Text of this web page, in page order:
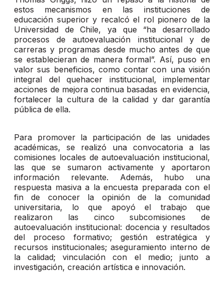
estos mecanismos en las instituciones de
educación superior y recalcó el rol pionero de la
Universidad de Chile, ya que “ha desarrollado
procesos de autoevaluación institucional y de
carreras y programas desde mucho antes de que
se establecieran de manera formal”. Así, puso en
valor sus beneficios, como contar con una visión
integral del quehacer institucional, implementar
acciones de mejora continua basadas en evidencia,
fortalecer la cultura de la calidad y dar garantía
pública de ella.
Para promover la participación de las unidades
académicas, se realizó una convocatoria a las
comisiones locales de autoevaluación institucional,
las que se sumaron activamente y aportaron
información relevante. Además, hubo una
respuesta masiva a la encuesta preparada con el
fin de conocer la opinión de la comunidad
universitaria, lo que apoyó el trabajo que
realizaron las cinco subcomisiones de
autoevaluación institucional: docencia y resultados
del proceso formativo; gestión estratégica y
recursos institucionales; aseguramiento interno de
la calidad; vinculación con el medio; junto a
investigación, creación artística e innovación.